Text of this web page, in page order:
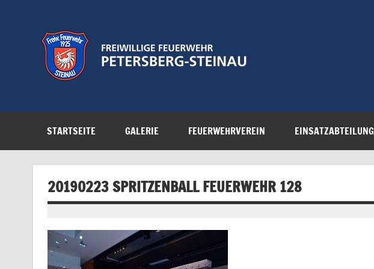
STARTSEITE GALERIE FEUERWEHRVEREIN EINSATZABTEILUNG
20190223 SPRITZENBALL FEUERWEHR 128